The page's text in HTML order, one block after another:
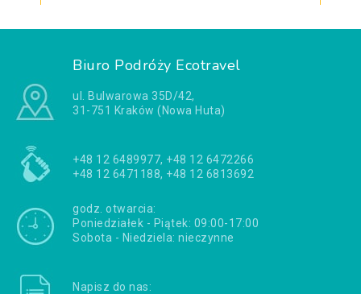
Biuro Podróży Ecotravel
ul. Bulwarowa 35D/42,
31-751 Kraków (Nowa Huta)
+48 12 6489977, +48 12 6472266
+48 12 6471188, +48 12 6813692
godz. otwarcia:
Poniedziałek - Piątek: 09:00-17:00
Sobota - Niedziela: nieczynne
Napisz do nas: